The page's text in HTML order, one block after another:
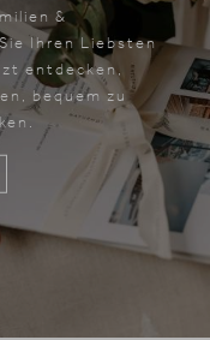
&
Ihren Liebsten
entdecken,
bequem zu